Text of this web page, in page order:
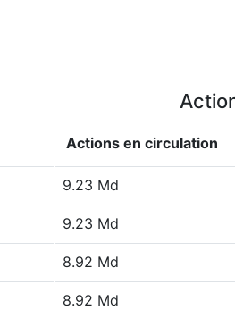
Actions en circulation
9.23 Md
9.23 Md
8.92 Md
8.92 Md